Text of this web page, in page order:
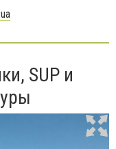
SUP и